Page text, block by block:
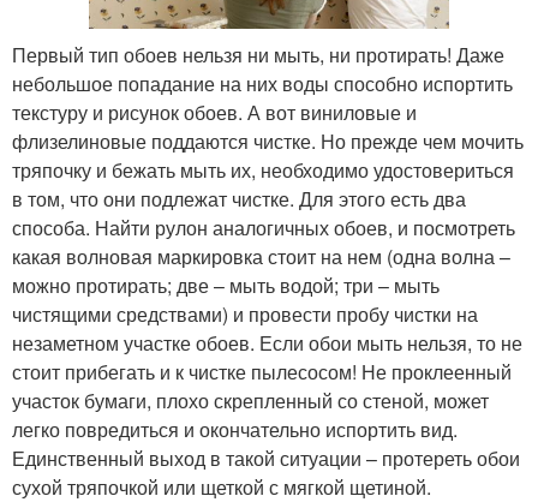
Первый тип обоев нельзя ни мыть, ни протирать! Даже
небольшое попадание на них воды способно испортить
текстуру и рисунок обоев. А вот виниловые и
флизелиновые поддаются чистке. Но прежде чем мочить
тряпочку и бежать мыть их, необходимо удостовериться
в том, что они подлежат чистке. Для этого есть два
способа. Найти рулон аналогичных обоев, и посмотреть
какая волновая маркировка стоит на нем (одна волна –
можно протирать; две – мыть водой; три – мыть
чистящими средствами) и провести пробу чистки на
незаметном участке обоев. Если обои мыть нельзя, то не
стоит прибегать и к чистке пылесосом! Не проклеенный
участок бумаги, плохо скрепленный со стеной, может
легко повредиться и окончательно испортить вид.
Единственный выход в такой ситуации – протереть обои
сухой тряпочкой или щеткой с мягкой щетиной.